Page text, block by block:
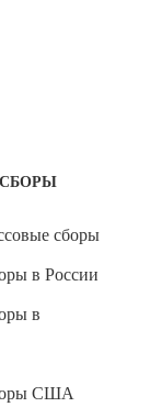
сборы
в России
в
США